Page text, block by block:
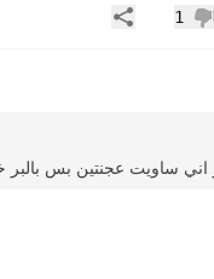
إعجاب
1 مشاركة
اني ساويت عجنتين بس